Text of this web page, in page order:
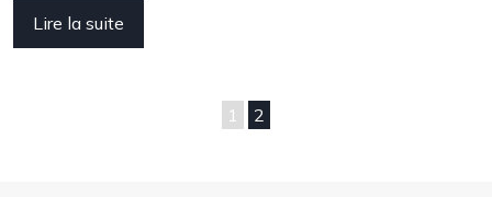
Lire la suite
1 2